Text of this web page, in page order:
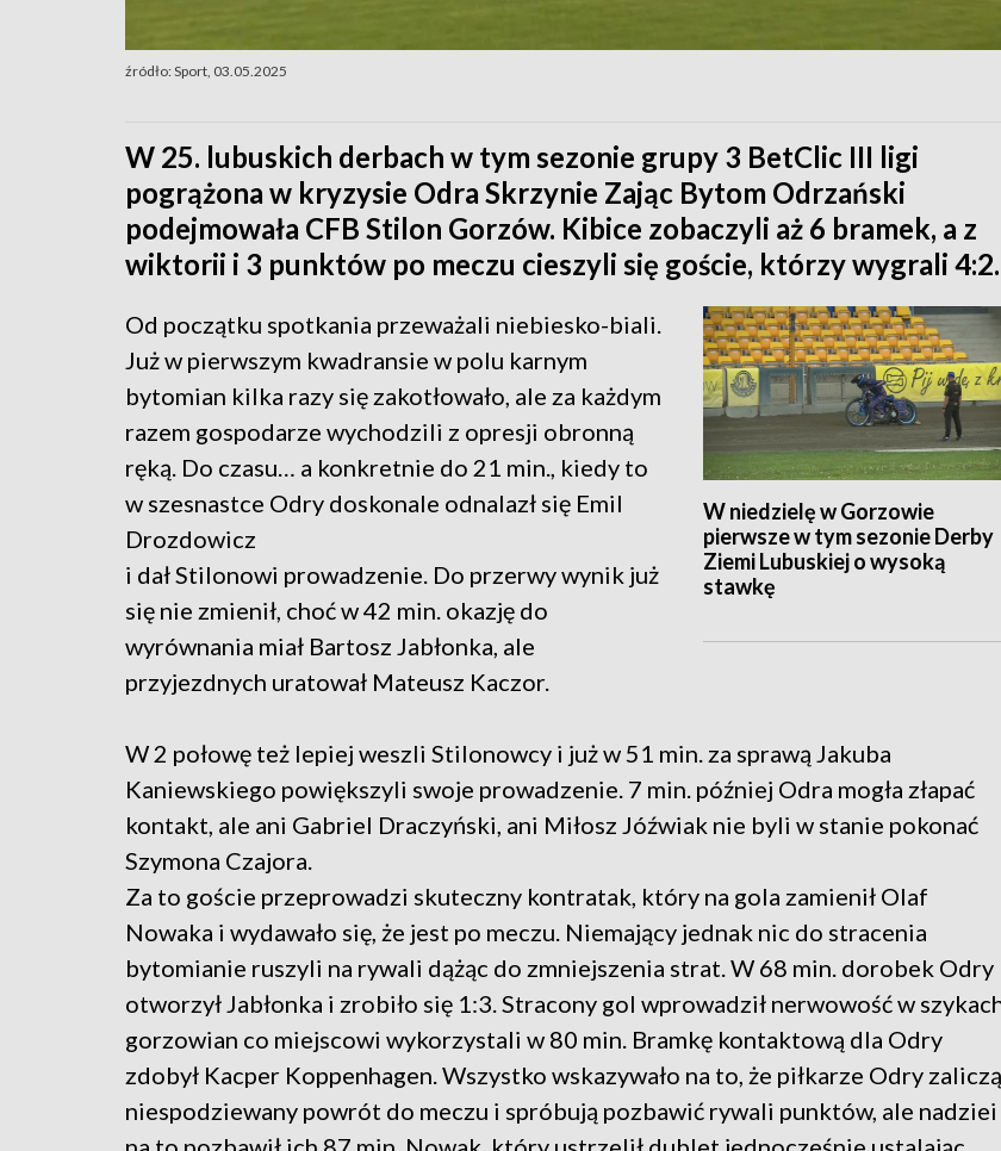
źródło: Sport, 03.05.2025
W 25. lubuskich derbach w tym sezonie grupy 3 BetClic III ligi
pogrążona w kryzysie Odra Skrzynie Zając Bytom Odrzański
podejmowała CFB Stilon Gorzów. Kibice zobaczyli aż 6 bramek, a z
wiktorii i 3 punktów po meczu cieszyli się goście, którzy wygrali 4:2.
W niedzielę w Gorzowie
pierwsze w tym sezonie Derby
Ziemi Lubuskiej o wysoką
stawkę
Od początku spotkania przeważali niebiesko-biali.
Już w pierwszym kwadransie w polu karnym
bytomian kilka razy się zakotłowało, ale za każdym
razem gospodarze wychodzili z opresji obronną
ręką. Do czasu… a konkretnie do 21 min., kiedy to
w szesnastce Odry doskonale odnalazł się Emil
Drozdowicz
i dał Stilonowi prowadzenie. Do przerwy wynik już
się nie zmienił, choć w 42 min. okazję do
wyrównania miał Bartosz Jabłonka, ale
przyjezdnych uratował Mateusz Kaczor.
W 2 połowę też lepiej weszli Stilonowcy i już w 51 min. za sprawą Jakuba
Kaniewskiego powiększyli swoje prowadzenie. 7 min. później Odra mogła złapać
kontakt, ale ani Gabriel Draczyński, ani Miłosz Jóźwiak nie byli w stanie pokonać
Szymona Czajora.
Za to goście przeprowadzi skuteczny kontratak, który na gola zamienił Olaf
Nowaka i wydawało się, że jest po meczu. Niemający jednak nic do stracenia
bytomianie ruszyli na rywali dążąc do zmniejszenia strat. W 68 min. dorobek Odry
otworzył Jabłonka i zrobiło się 1:3. Stracony gol wprowadził nerwowość w
gorzowian co miejscowi wykorzystali w 80 min. Bramkę kontaktową dla Odry
zdobył Kacper Koppenhagen. Wszystko wskazywało na to, że piłkarze Odry zaliczą
niespodziewany powrót do meczu i spróbują pozbawić rywali punktów, ale nadziei